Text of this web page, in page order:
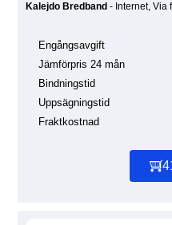
Kalejdo Bredband - Internet, Via
Engångsavgift
Jämförpris 24 mån
Bindningstid
Uppsägningstid
Fraktkostnad